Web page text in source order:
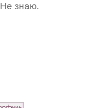
Не знаю.